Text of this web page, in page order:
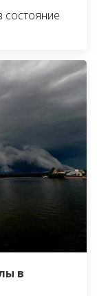
состояние
в